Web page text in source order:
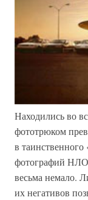
Находились во
фототрюком
в
фотографий НЛО
весьма немало.
их негативов